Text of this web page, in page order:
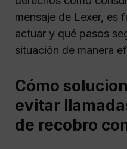
mensaje de Lexer, es
actuar y qué pasos
situación de manera
Cómo
evitar
de recobro